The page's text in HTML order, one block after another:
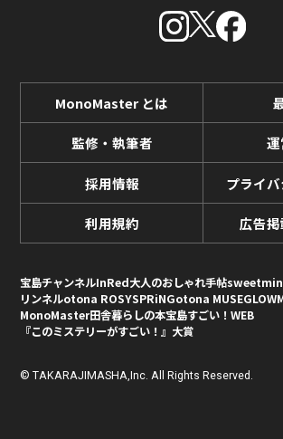
MonoMaster とは
監修・執筆者
採用情報 プライ
利用規約 広告
宝島チャンネルInRed大人のおしゃれ手帖sweet
リンネルotona ROSYSPRiNGotona MUSEGLOW
MonoMaster田舎暮らしの本宝島すごい！WEB
『このミステリーがすごい！』大賞
© TAKARAJIMASHA,Inc. All Rights Reserved.